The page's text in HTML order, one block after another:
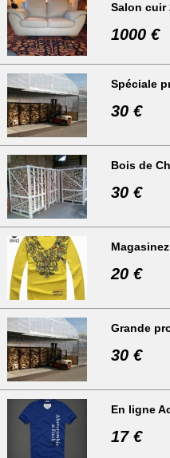
Salon cuir
1000 €
Spéciale
30 €
Bois de
30 €
20 €
Grande
30 €
En ligne
17 €